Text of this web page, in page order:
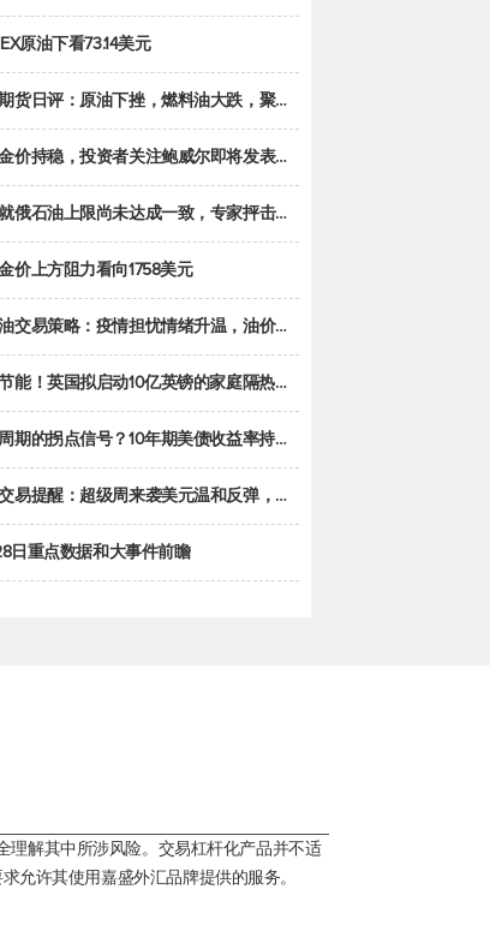
原油下看73.14美元
货日评：原油下挫，燃料油大跌，聚烯烃谨慎回调
价持稳，投资者关注鲍威尔即将发表的讲话
石油上限尚未达成一致，专家抨击限价是无用功
价上方阻力看向1758美元
易策略：疫情担忧情绪升温，油价跌创年内新低
！英国拟启动10亿英镑的家庭隔热工程 减少能源消耗
的拐点信号？10年期美债收益率持续低于联邦基金利率目标区间
提醒：超级周来袭美元温和反弹，警惕筑底可能性
日重点数据和大事件前瞻
理解其中所涉风险。交易杠杆化产品并不适
允许其使用嘉盛外汇品牌提供的服务。